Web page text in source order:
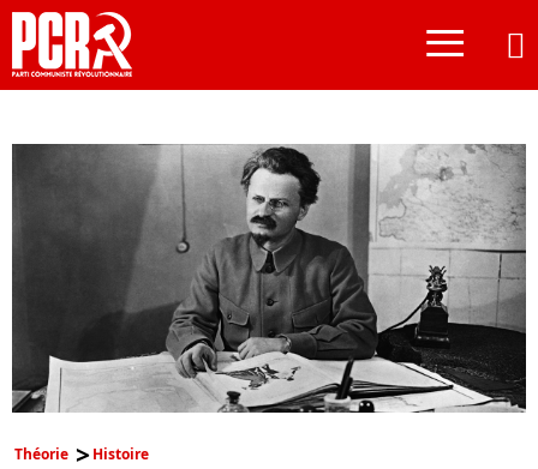
≡
Théorie Histoire